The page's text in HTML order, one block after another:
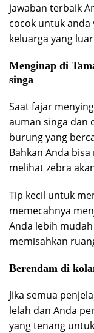
jawaban terbaik
cocok untuk
keluarga yang
Menginap di
singa
Saat fajar
auman singa dan
burung yang
Bahkan Anda
melihat zebra
Tip kecil untuk
memecahnya
Anda lebih
memisahkan
Berendam di
Jika semua
lelah dan Anda
yang tenang